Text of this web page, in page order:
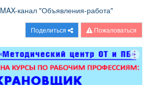
MAX-канал "Объявления-работа"
Поделиться Пожаловаться